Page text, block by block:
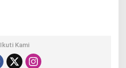
Ikuti Kami